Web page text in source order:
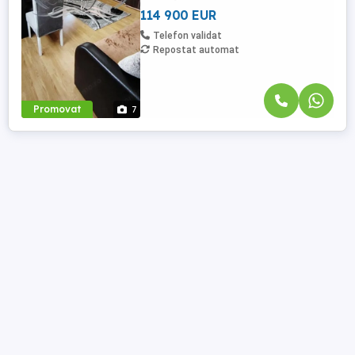
Promovat 7
de 56,72 ...
114 900 EUR
Telefon validat
Repostat automat